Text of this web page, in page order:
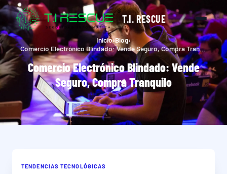
T.I. RESCUE
Inicio›Blog›
Comercio Electrónico Blindado: Vende Seguro, Compra Tranquilo
Comercio Electrónico Blindado: Vende
Seguro, Compra Tranquilo
TENDENCIAS TECNOLÓGICAS